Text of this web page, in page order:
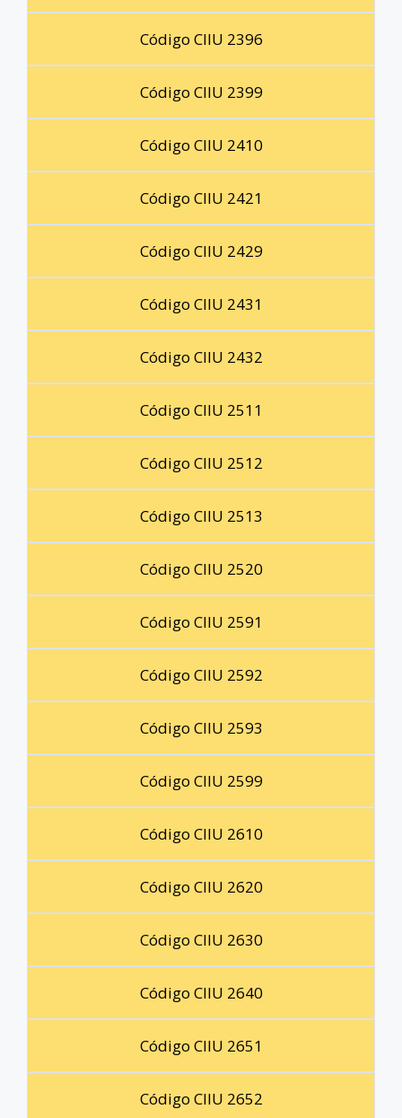
Código CIIU 2396
Código CIIU 2399
Código CIIU 2410
Código CIIU 2421
Código CIIU 2429
Código CIIU 2431
Código CIIU 2432
Código CIIU 2511
Código CIIU 2512
Código CIIU 2513
Código CIIU 2520
Código CIIU 2591
Código CIIU 2592
Código CIIU 2593
Código CIIU 2599
Código CIIU 2610
Código CIIU 2620
Código CIIU 2630
Código CIIU 2640
Código CIIU 2651
Código CIIU 2652